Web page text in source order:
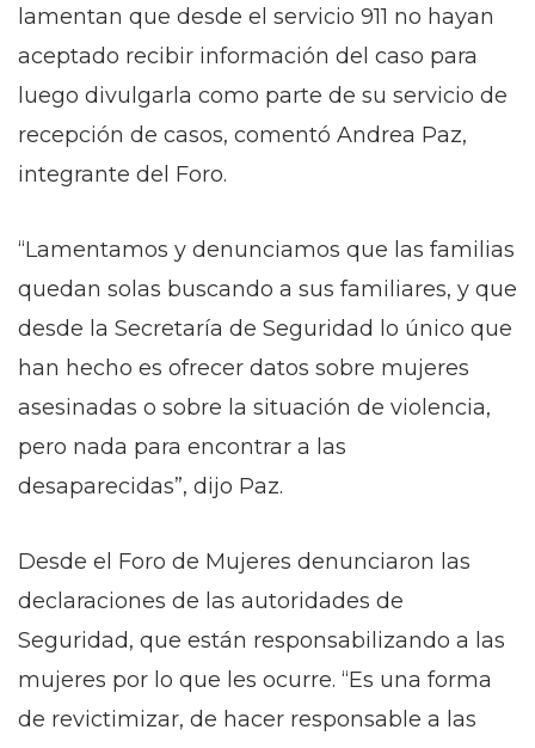
lamentan que desde el servicio 911 no hayan
aceptado recibir información del caso para
luego divulgarla como parte de su servicio de
recepción de casos, comentó Andrea Paz,
integrante del Foro.
“Lamentamos y denunciamos que las familias
quedan solas buscando a sus familiares, y que
desde la Secretaría de Seguridad lo único que
han hecho es ofrecer datos sobre mujeres
asesinadas o sobre la situación de violencia,
pero nada para encontrar a las
desaparecidas”, dijo Paz.
Desde el Foro de Mujeres denunciaron las
declaraciones de las autoridades de
Seguridad, que están responsabilizando a las
mujeres por lo que les ocurre. “Es una forma
de revictimizar, de hacer responsable a las